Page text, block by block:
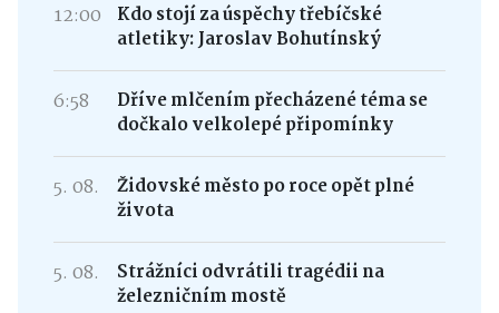
12:00
Kdo stojí za úspěchy třebíčské
atletiky: Jaroslav Bohutínský
6:58
Dříve mlčením přecházené téma se
dočkalo velkolepé připomínky
5. 08.
Židovské město po roce opět plné
života
5. 08.
Strážníci odvrátili tragédii na
železničním mostě